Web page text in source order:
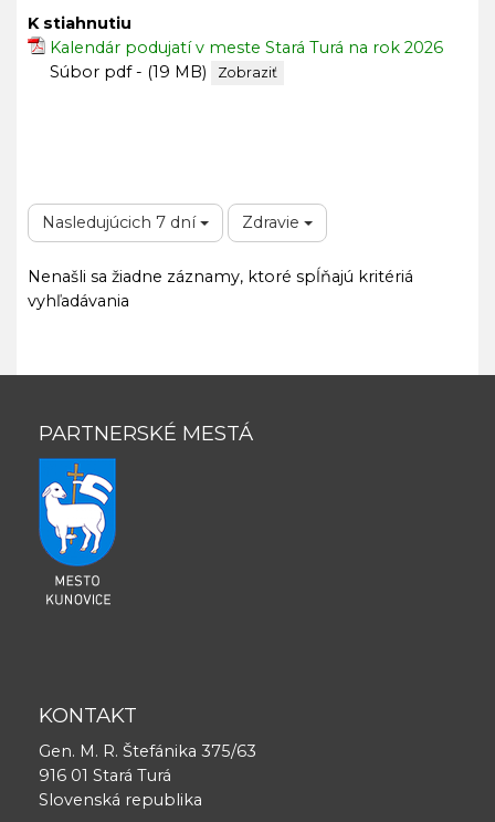
K stiahnutiu
Kalendár podujatí v meste Stará Turá na rok 2026
Súbor pdf - (19 MB)
Zobraziť
Nasledujúcich 7 dní Zdravie
Nenašli sa žiadne záznamy, ktoré spĺňajú kritériá
vyhľadávania
PARTNERSKÉ MESTÁ
KONTAKT
Gen. M. R. Štefánika 375/63
916 01 Stará Turá
Slovenská republika